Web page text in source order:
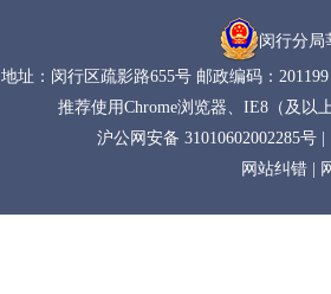
闵行分局
地址：闵行区疏影路655号 邮政编码：
推荐使用Chrome浏览器、IE8（及以
沪公网安备 31010602002285号|
网站纠错